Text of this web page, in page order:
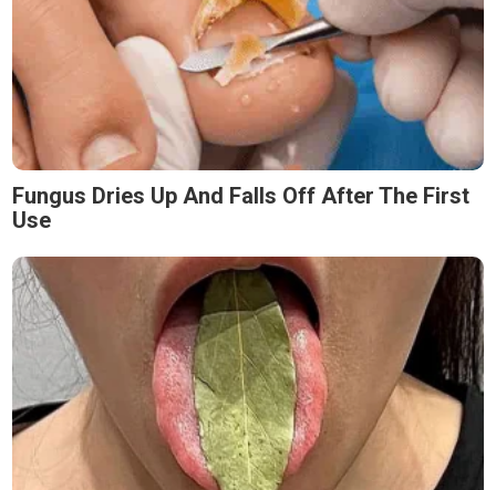
Fungus Dries Up And Falls Off After The First
Use